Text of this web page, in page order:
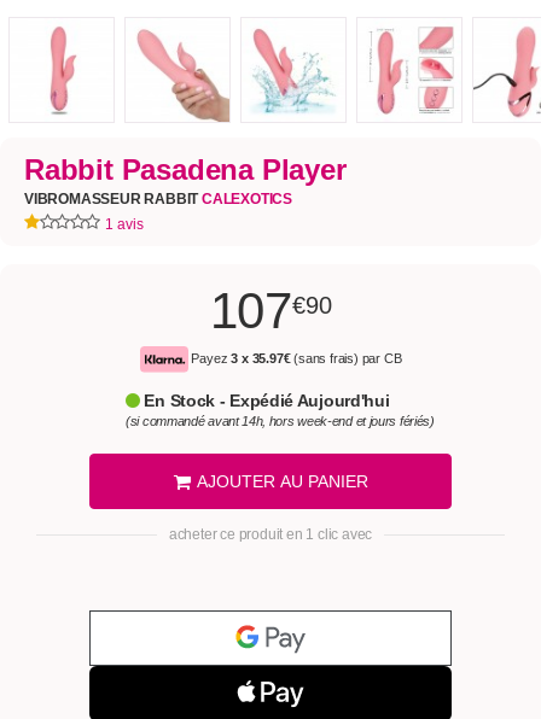
Rabbit Pasadena Player
VIBROMASSEUR RABBITCALEXOTICS
1 avis
107€90
Payez3 x 35.97€(sans frais) par CB
En Stock - Expédié Aujourd'hui
(si commandé avant 14h, hors week-end et jours fériés)
AJOUTER AU PANIER
acheter ce produit en 1 clic avec